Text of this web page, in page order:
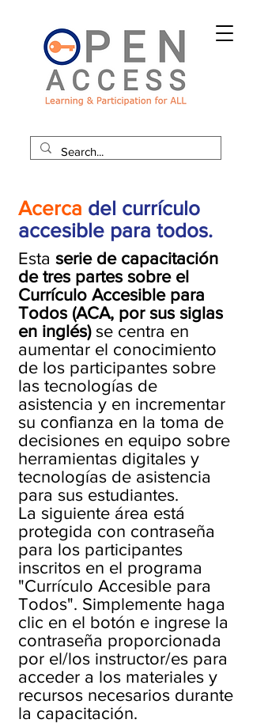
Acerca del currículo
accesible para todos.
Esta serie de capacitación
de tres partes sobre el
Currículo Accesible para
Todos (ACA, por sus siglas
en inglés)se centra en
aumentar el conocimiento
de los participantes sobre
las tecnologías de
asistencia y en incrementar
su confianza en la toma de
decisiones en equipo sobre
herramientas digitales y
tecnologías de asistencia
para sus estudiantes.
La siguiente área está
protegida con contraseña
para los participantes
inscritos en el programa
"Currículo Accesible para
Todos". Simplemente haga
clic en el botón e ingrese la
contraseña proporcionada
por el/los instructor/es para
acceder a los materiales y
recursos necesarios durante
la capacitación.